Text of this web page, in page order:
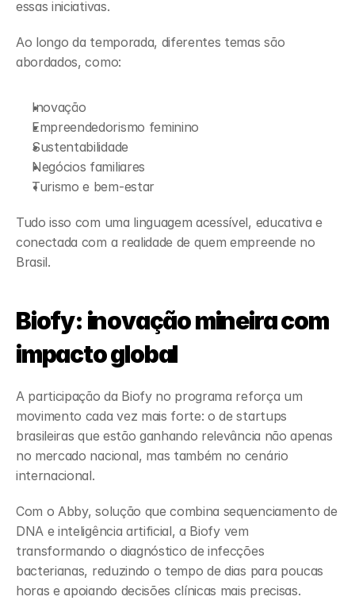
essas iniciativas.
Ao longo da temporada, diferentes temas são
abordados, como:
Inovação
Empreendedorismo feminino
Sustentabilidade
Negócios familiares
Turismo e bem-estar
Tudo isso com uma linguagem acessível, educativa e
conectada com a realidade de quem empreende no
Brasil.
Biofy: inovação mineira com
impacto global
A participação da Biofy no programa reforça um
movimento cada vez mais forte: o de startups
brasileiras que estão ganhando relevância não apenas
no mercado nacional, mas também no cenário
internacional.
Com o Abby, solução que combina sequenciamento de
DNA e inteligência artificial, a Biofy vem
transformando o diagnóstico de infecções
bacterianas, reduzindo o tempo de dias para poucas
horas e apoiando decisões clínicas mais precisas.